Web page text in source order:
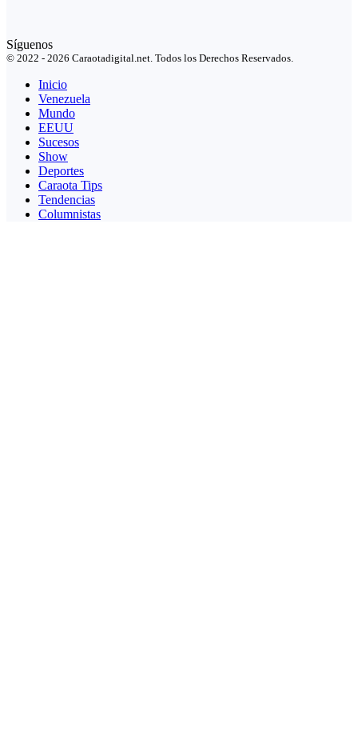
Síguenos
© 2022 - 2026 Caraotadigital.net. Todos los Derechos Reservados.
Inicio
Venezuela
Mundo
EEUU
Sucesos
Show
Deportes
Caraota Tips
Tendencias
Columnistas